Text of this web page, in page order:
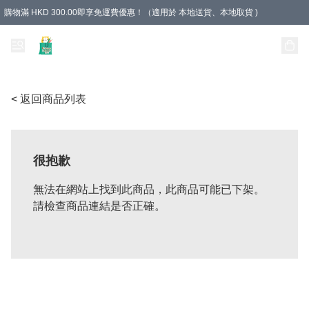
購物滿 HKD 300.00即享免運費優惠！（適用於 本地送貨、本地取貨 )
< 返回商品列表
很抱歉
無法在網站上找到此商品，此商品可能已下架。
請檢查商品連結是否正確。